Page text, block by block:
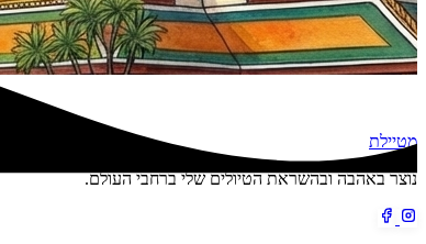
מטיילת
נוצר באהבה ובהשראת הטיולים שלי ברחבי העולם.